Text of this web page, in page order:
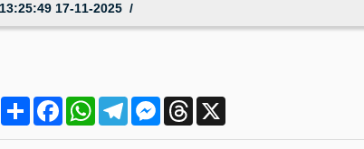
17-11-2025 13:25:49
ShareFacebookWhatsAppTelegramMessengerThreads X